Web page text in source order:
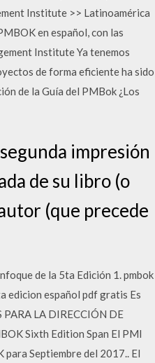
Institute >> Latinoamérica
en español, con las
Institute Ya tenemos
de forma eficiente ha sido
de la Guía del PMBok ¿Los
impresión
de su libro (o
(que precede
de la 5ta Edición 1. pmbok
edicion español pdf gratis Es
LA DIRECCIÓN DE
Sixth Edition Span El PMI
Septiembre del 2017.. El